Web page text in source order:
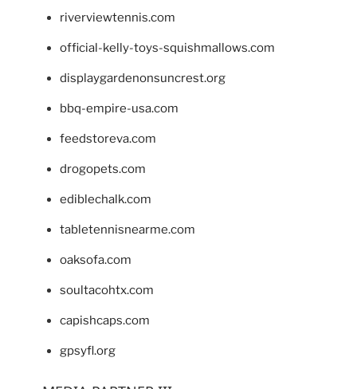
riverviewtennis.com
official-kelly-toys-squishmallows.com
displaygardenonsuncrest.org
bbq-empire-usa.com
feedstoreva.com
drogopets.com
ediblechalk.com
tabletennisnearme.com
oaksofa.com
soultacohtx.com
capishcaps.com
gpsyfl.org